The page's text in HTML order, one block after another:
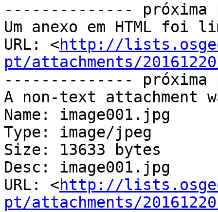
--------------
Um anexo em HTML foi
URL: <http://
pt/attachments/
--------------
A non-text attachment
Name: image001.jpg
Type: image/jpeg
Size: 13633 bytes
Desc: image001.jpg
URL: <http://
pt/attachments/